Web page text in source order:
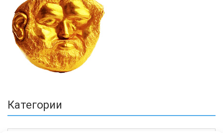
Категории